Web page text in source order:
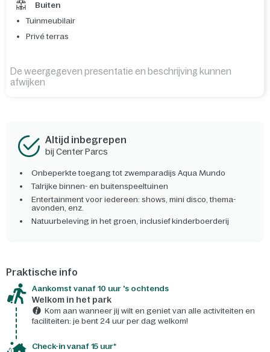
Buiten
Tuinmeubilair
Privé terras
De weergegeven presentatie en beschrijving kunnen
afwijken
Altijd inbegrepen
bij Center Parcs
Onbeperkte toegang tot zwemparadijs Aqua Mundo
Talrijke binnen- en buitenspeeltuinen
Entertainment voor iedereen: shows, mini disco, thema-
avonden, enz.
Natuurbeleving in het groen, inclusief kinderboerderij
Praktische info
Aankomst vanaf 10 uur 's ochtends
Welkom in het park
Kom aan wanneer jij wilt en geniet van alle activiteiten en
faciliteiten: je bent 24 uur per dag welkom!
Check-in vanaf 15 uur*